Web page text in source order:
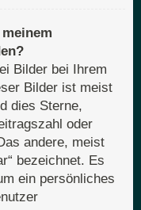
Bilder bei Ihrem
Bilder ist meist
dies Sterne,
oder
andere, meist
bezeichnet. Es
ein persönliches